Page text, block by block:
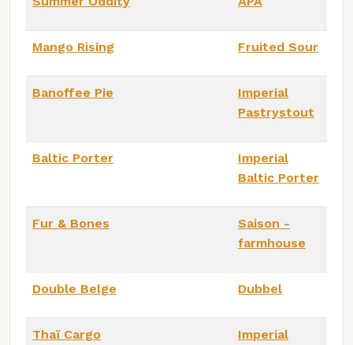
Mango Rising Fruited Sour
Banoffee Pie
Imperial
Pastrystout
Baltic Porter
Imperial
Baltic Porter
Fur & Bones
Saison -
farmhouse
Double Belge Dubbel
Thaï Cargo
Imperial